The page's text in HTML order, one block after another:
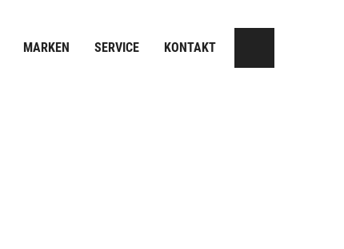
MARKEN SERVICE KONTAKT